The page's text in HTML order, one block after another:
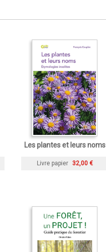
Les plantes et leurs noms
Livre papier 32,00 €